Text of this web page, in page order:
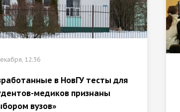
12:36
в НовГУ тесты для
медиков признаны
вузов»